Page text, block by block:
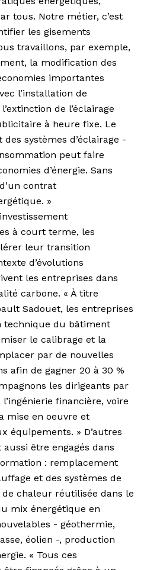
tous. Notre métier, c’est
les gisements
travaillons, par exemple,
la modification des
importantes
l’installation de
de l’éclairage
à heure fixe. Le
systèmes d’éclairage -
peut faire
d’énergie. Sans
contrat
»
à court terme, les
leur transition
d’évolutions
les entreprises dans
carbone. « À titre
Sadouet, les entreprises
technique du bâtiment
le calibrage et la
par de nouvelles
afin de gagner 20 à 30 %
les dirigeants par
financière, voire
mise en oeuvre et
équipements. » D’autres
être engagés dans
: remplacement
et des systèmes de
chaleur réutilisée dans le
mix énergétique en
- géothermie,
éolien -, production
« Tous ces